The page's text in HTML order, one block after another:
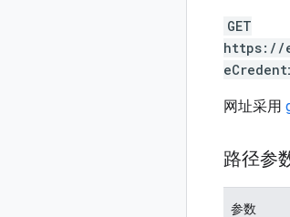
GET
https://
网址采用
路径参
参数